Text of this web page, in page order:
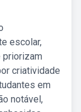
escolar,
priorizam
criatividade
em
notável,